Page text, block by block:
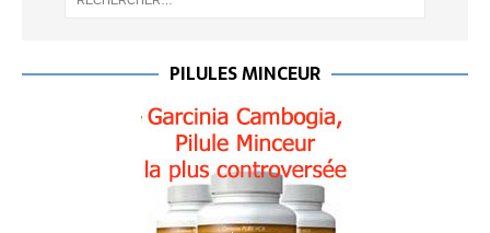
PILULES MINCEUR